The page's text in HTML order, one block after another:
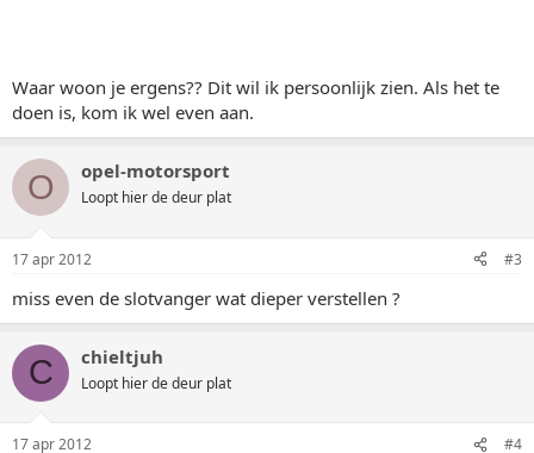
Waar woon je ergens?? Dit wil ik persoonlijk zien. Als het te
doen is, kom ik wel even aan.
O opel-motorsport
Loopt hier de deur plat
17 apr 2012 #3
miss even de slotvanger wat dieper verstellen ?
C chieltjuh
Loopt hier de deur plat
17 apr 2012 #4